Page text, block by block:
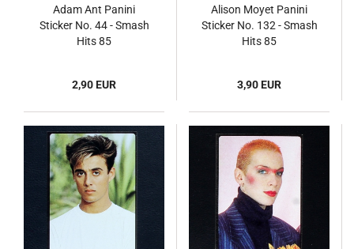
Adam Ant Panini
Sticker No. 44 - Smash
Hits 85
2,90 EUR
Alison Moyet Panini
Sticker No. 132 - Smash
Hits 85
3,90 EUR